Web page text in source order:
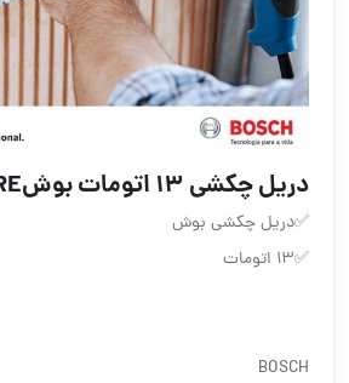
دریل چکشی ۱۳ اتومات بوشGSB 13RE
✅دریل چکشی بوش
✅۱۳ اتومات
BOSCH